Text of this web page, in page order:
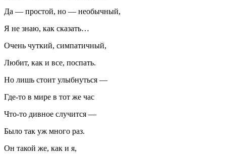
Да — простой, но — необычный,
Я не знаю, как сказать…
Очень чуткий, симпатичный,
Любит, как и все, поспать.
Но лишь стоит улыбнуться —
Где-то в мире в тот же час
Что-то дивное случится —
Было так уж много раз.
Он такой же, как и я,